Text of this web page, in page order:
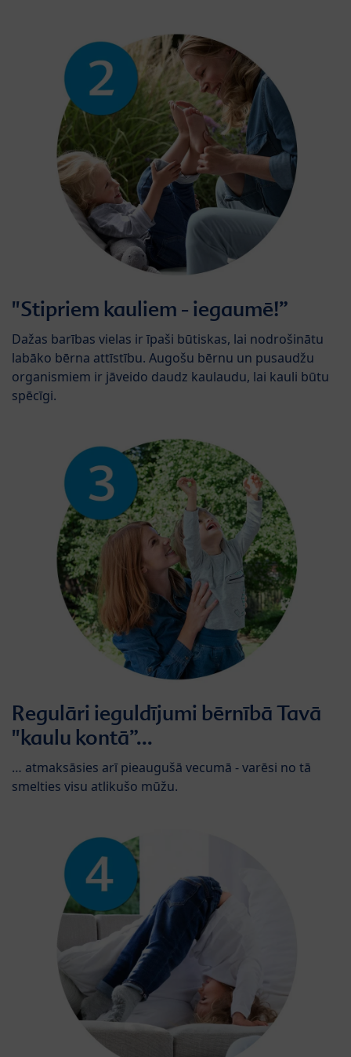
"Stipriem kauliem - iegaumē!”
Dažas barības vielas ir īpaši būtiskas, lai nodrošinātu
labāko bērna attīstību. Augošu bērnu un pusaudžu
organismiem ir jāveido daudz kaulaudu, lai kauli būtu
spēcīgi.
Regulāri ieguldījumi bērnībā Tavā
"kaulu kontā”...
… atmaksāsies arī pieaugušā vecumā - varēsi no tā
smelties visu atlikušo mūžu.